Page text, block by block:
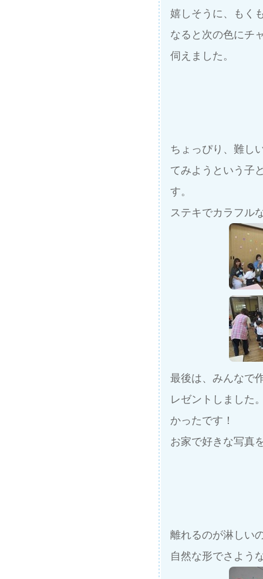
嬉しそうに、もく
なると次の色にチ
伺えました。
ちょっぴり、難し
てみようという子
す。
ステキでカラフル
最後は、みんなで
レゼントしました
かったです！
お家で好きな写真
離れるのが淋しい
自然な形でさよう